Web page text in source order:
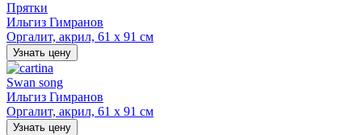
Прятки
Ильгиз Гимранов
Оргалит, акрил, 61 х 91 см
Узнать цену
Swan song
Ильгиз Гимранов
Оргалит, акрил, 61 х 91 см
Узнать цену